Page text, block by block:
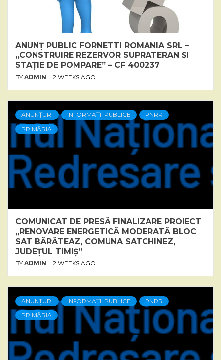
ANUNȚ PUBLIC FORNETTI ROMANIA SRL –
„CONSTRUIRE REZERVOR SUPRATERAN ȘI
STAȚIE DE POMPARE” – CF 400237
BY ADMIN 2 WEEKS AGO
ANUNȚURI INFORMAȚII PUBLICE
PNRR
PRIMĂRIA
COMUNICAT DE PRESĂ FINALIZARE PROIECT
„RENOVARE ENERGETICĂ MODERATĂ BLOC
SAT BĂRĂTEAZ, COMUNA SATCHINEZ,
JUDEȚUL TIMIȘ”
BY ADMIN 2 WEEKS AGO
ANUNȚURI INFORMAȚII PUBLICE
PNRR
PRIMĂRIA